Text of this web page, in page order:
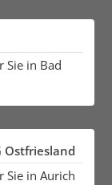
Sie in Bad
Ostfriesland
Sie in Aurich